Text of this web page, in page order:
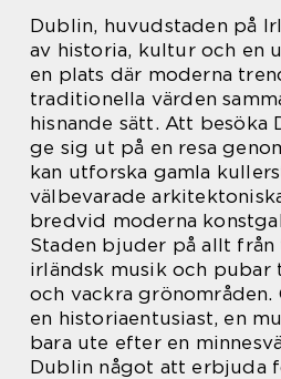
Dublin, huvudstaden på
av historia, kultur och en
en plats där moderna
traditionella värden
hisnande sätt. Att besöka
ge sig ut på en resa
kan utforska gamla
välbevarade
bredvid moderna
Staden bjuder på allt
irländsk musik och pubar
och vackra grönområden.
en historiaentusiast, en
bara ute efter en
Dublin något att erbjuda